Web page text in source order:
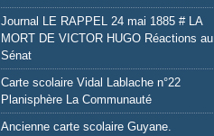
Journal LE RAPPEL 24 mai 1885 # LA
MORT DE VICTOR HUGO Réactions au
Sénat
Carte scolaire Vidal Lablache n°22
Planisphère La Communauté
Ancienne carte scolaire Guyane.